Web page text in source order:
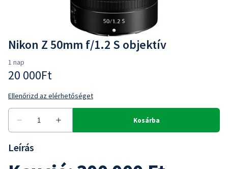
Nikon Z 50mm f/1.2 S objektív
Leírás